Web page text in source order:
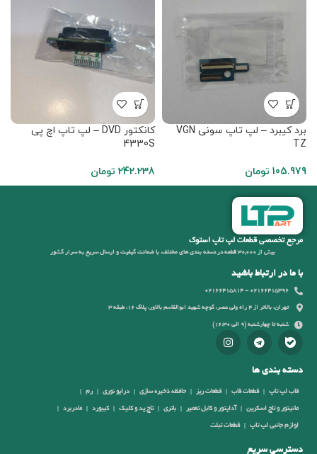
برد کیبرد – لپ تاپ سونی VGN
TZ
105.979 تومان
کانکتور DVD – لپ تاپ اچ پی
4330S
242.238 تومان
مرجع تخصصی قطعات لپ تاپ استوک
بیش از 30,000 قطعه در دسته بندی های مختلف، با ضمانت کیفیت و ارسال سریع به سرار کشور
با ما در ارتباط باشید
02166415396 - 02166415814
تهران، بالاتر از 4 راه ولی عصر، کوچه شهید ابوالقاسم بالاور، پلاک 16، طبقه 3
شنبه تا چهارشنبه (9 الی 16:30)
دسته بندی ها
قاب لپ تاپ قطعات قاب قطعات ریز حافظه ذخیره سازی درایو نوری رم
مانیتور و تاچ اسکرین آداپتور و کابل تعمیر باتری تاچ پد و کلیک کیبورد مادربرد
لوازم جانبی لپ تاپ قطعات تبلت
دسترسی سریع